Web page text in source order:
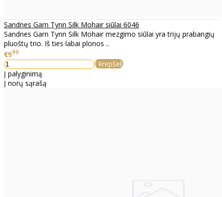
Sandnes Garn Tynn Silk Mohair siūlai 6046
Sandnes Garn Tynn Silk Mohair mezgimo siūlai yra trijų prabangių
pluoštų trio. Iš ties labai plonos ..
€999
Į krepšelį
Į palyginimą
Į norų sąrašą